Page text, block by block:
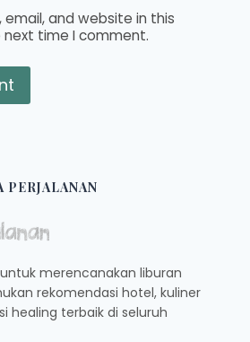
email, and website in this
time I comment.
PERJALANAN
merencanakan liburan
rekomendasi hotel, kuliner
healing terbaik di seluruh